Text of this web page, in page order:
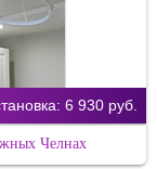
6 930 руб.
Челнах